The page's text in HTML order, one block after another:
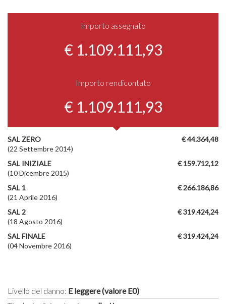
Importo assegnato
€ 1.109.111,93
Importo rendicontato
€ 1.109.111,93
€ 44.364,48
SAL ZERO
(22 Settembre 2014)
€ 159.712,12
SAL INIZIALE
(10 Dicembre 2015)
€ 266.186,86
SAL 1
(21 Aprile 2016)
€ 319.424,24
SAL 2
(18 Agosto 2016)
€ 319.424,24
SAL FINALE
(04 Novembre 2016)
Livello del danno: E leggere (valore E0)